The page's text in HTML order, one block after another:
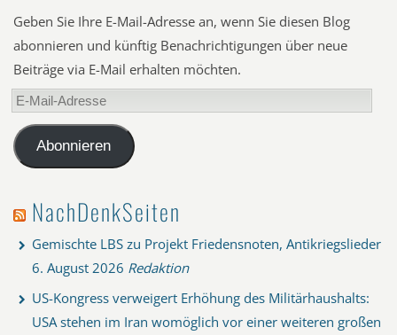
Geben Sie Ihre E-Mail-Adresse an, wenn Sie diesen Blog
abonnieren und künftig Benachrichtigungen über neue
Beiträge via E-Mail erhalten möchten.
E-
Mail-
AdresseAbonnieren
NachDenkSeiten
Gemischte LBS zu Projekt Friedensnoten, Antikriegslieder
6. August 2026 Redaktion
US-Kongress verweigert Erhöhung des Militärhaushalts:
USA stehen im Iran womöglich vor einer weiteren großen